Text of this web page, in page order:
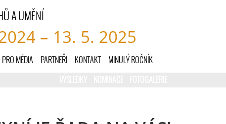
A UMĚNÍ
– 13. 5. 2025
PRO MÉDIA PARTNEŘI KONTAKT
MINULÝ ROČNÍK